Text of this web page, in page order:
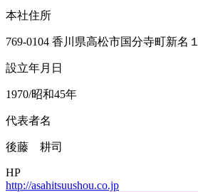
本社住所
769-0104 香川県高松市国分寺町新名
設立年月日
1970/昭和45年
代表者名
後藤 耕司
HP
http://asahitsuushou.co.jp